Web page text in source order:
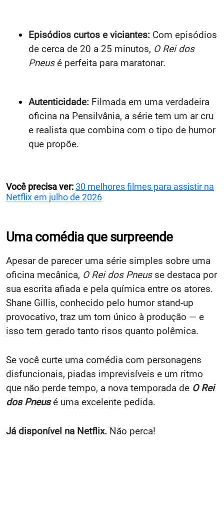
Episódios curtos e viciantes: Com episódios
de cerca de 20 a 25 minutos, O Rei dos
Pneusé perfeita para maratonar.
Autenticidade: Filmada em uma verdadeira
oficina na Pensilvânia, a série tem um ar cru
e realista que combina com o tipo de humor
que propõe.
Você precisa ver: 30 melhores filmes para assistir na
Netflix em julho de 2026
Uma comédia que surpreende
Apesar de parecer uma série simples sobre uma
oficina mecânica, O Rei dos Pneusse destaca por
sua escrita afiada e pela química entre os atores.
Shane Gillis, conhecido pelo humor stand-up
provocativo, traz um tom único à produção — e
isso tem gerado tanto risos quanto polêmica.
Se você curte uma comédia com personagens
disfuncionais, piadas imprevisíveis e um ritmo
que não perde tempo, a nova temporada de O Rei
dos Pneus é uma excelente pedida.
Já disponível na Netflix. Não perca!